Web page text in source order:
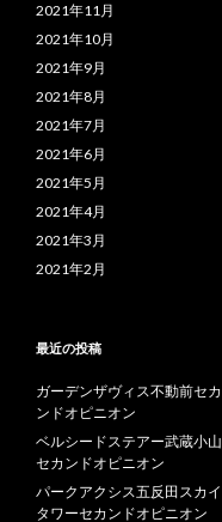
2021年11月
2021年10月
2021年9月
2021年8月
2021年7月
2021年6月
2021年5月
2021年4月
2021年3月
2021年2月
最近の投稿
ガーデンザヴィス不動前セカ
ンドオピニオン
ベルシードステアー武蔵小山
セカンドオピニオン
パークアクシス五反田スカイ
タワーセカンドオピニオン